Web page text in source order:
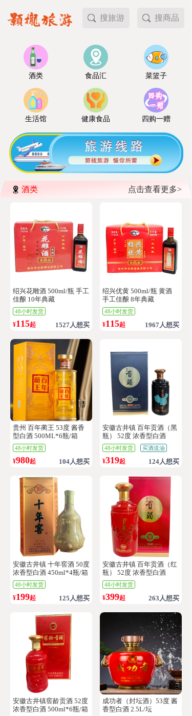
搜商品
搜旅游
酒类 食品汇 菜篮子
生活馆 健康食品 四购一赠
酒类 点击查看更多>
绍兴花雕酒 500ml/瓶 手工
佳酿 10年典藏
48小时发货
¥115起 1527人想买
绍兴优黄 500ml/瓶 黄酒
手工佳酿 8年典藏
48小时发货
¥115起 1967人想买
贵州 百年蔺王 53度 酱香
型白酒 500ML*6瓶/箱
48小时发货
¥980起 104人想买
安徽古井镇 百年贡酒（黑
瓶） 52度 浓香型白酒
500ml*6瓶/箱
48小时发货 买酒送油
¥319起 124人想买
安徽古井镇 十年窖酒 50度
浓香型白酒 450ml*4瓶/箱
48小时发货
¥199起 125人想买
安徽古井镇 百年贡酒（红
瓶） 52度 浓香型白酒
500ml*6瓶/箱
48小时发货
¥399起 263人想买
安徽古井镇窖龄贡酒 52度
浓香型白酒 500ml*6瓶/箱
成功者（封坛酒）53度 酱
香型白酒 2.5L/坛